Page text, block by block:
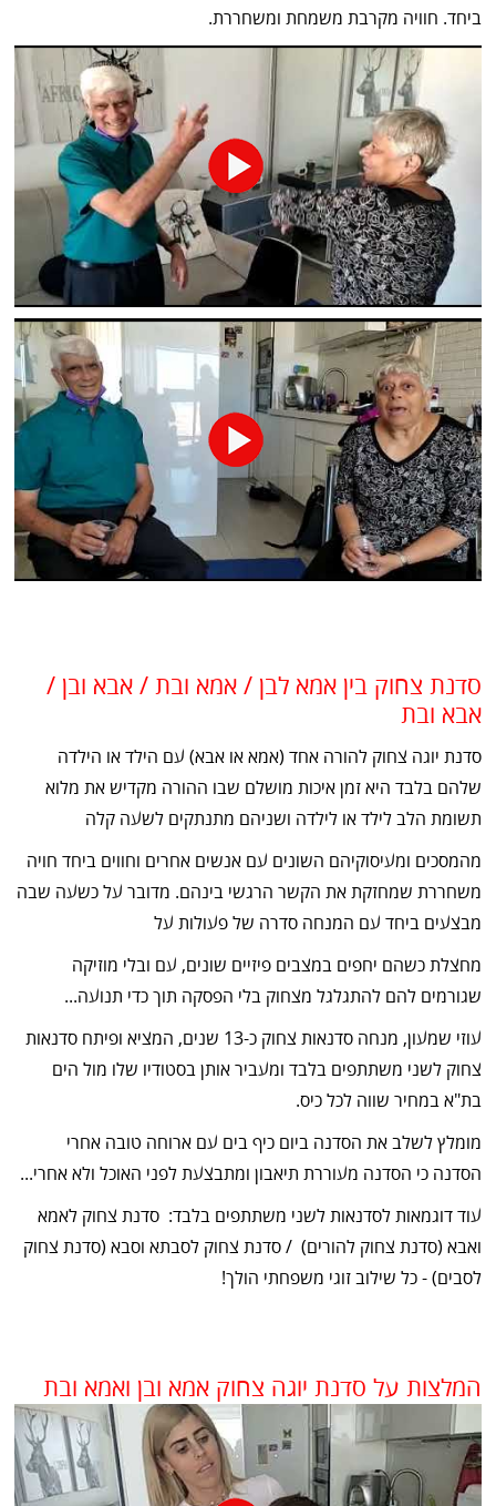
ביחד. חוויה מקרבת משמחת ומשחררת.
סדנת צחוק בין אמא לבן / אמא ובת / אבא ובן /
אבא ובת
סדנת יוגה צחוק להורה אחד (אמא או אבא) עם הילד או הילדה
שלהם בלבד היא זמן איכות מושלם שבו ההורה מקדיש את מלוא
תשומת הלב לילד או לילדה ושניהם מתנתקים לשעה קלה
מהמסכים ומעיסוקיהם השונים עם אנשים אחרים וחווים ביחד חויה
משחררת שמחזקת את הקשר הרגשי בינהם. מדובר על כשעה שבה
מבצעים ביחד עם המנחה סדרה של פעולות על
מחצלת כשהם יחפים במצבים פיזיים שונים, עם ובלי מוזיקה
שגורמים להם להתגלגל מצחוק בלי הפסקה תוך כדי תנועה...
עוזי שמעון, מנחה סדנאות צחוק כ-13 שנים, המציא ופיתח סדנאות
צחוק לשני משתתפים בלבד ומעביר אותן בסטודיו שלו מול הים
בת"א במחיר שווה לכל כיס.
מומלץ לשלב את הסדנה ביום כיף בים עם ארוחה טובה אחרי
הסדנה כי הסדנה מעוררת תיאבון ומתבצעת לפני האוכל ולא אחרי...
עוד דוגמאות לסדנאות לשני משתתפים בלבד: סדנת צחוק לאמא
ואבא (סדנת צחוק להורים) / סדנת צחוק לסבתא וסבא (סדנת צחוק
לסבים) - כל שילוב זוגי משפחתי הולך!
המלצות על סדנת יוגה צחוק אמא ובן ואמא ובת